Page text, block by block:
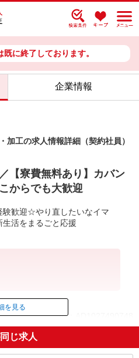
に終了しております。
企業情報
工の求人情報詳細（契約社員）
【寮費無料あり】カバン
からでも大歓迎
歓迎☆やり直したいなイマ
活をまるごと応援
ID：AD1027490748
間終了
を見る
じ求人